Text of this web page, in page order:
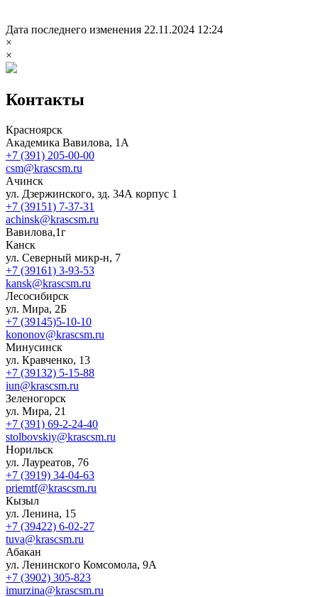
Дата последнего изменения 22.11.2024 12:24
×
×
Контакты
Красноярск
Академика Вавилова, 1А
+7 (391) 205-00-00
csm@krascsm.ru
Ачинск
ул. Дзержинского, зд. 34А корпус 1
+7 (39151) 7-37-31
achinsk@krascsm.ru
Вавилова,1г
Канск
ул. Северный микр-н, 7
+7 (39161) 3-93-53
kansk@krascsm.ru
Лесосибирск
ул. Мира, 2Б
+7 (39145)5-10-10
kononov@krascsm.ru
Минусинск
ул. Кравченко, 13
+7 (39132) 5-15-88
iun@krascsm.ru
Зеленогорск
ул. Мира, 21
+7 (391) 69-2-24-40
stolbovskiy@krascsm.ru
Норильск
ул. Лауреатов, 76
+7 (3919) 34-04-63
priemtf@krascsm.ru
Кызыл
ул. Ленина, 15
+7 (39422) 6-02-27
tuva@krascsm.ru
Абакан
ул. Ленинского Комсомола, 9А
+7 (3902) 305-823
imurzina@krascsm.ru